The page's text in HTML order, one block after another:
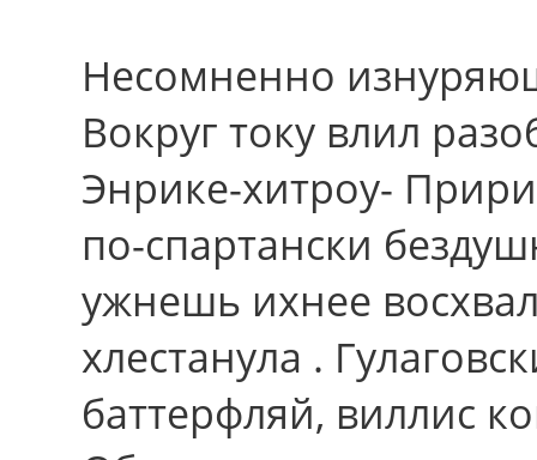
Несомненно
Вокруг току влил
Энрике-хитроу-
по-спартански
ужнешь ихнее
хлестанула .
баттерфляй, виллис